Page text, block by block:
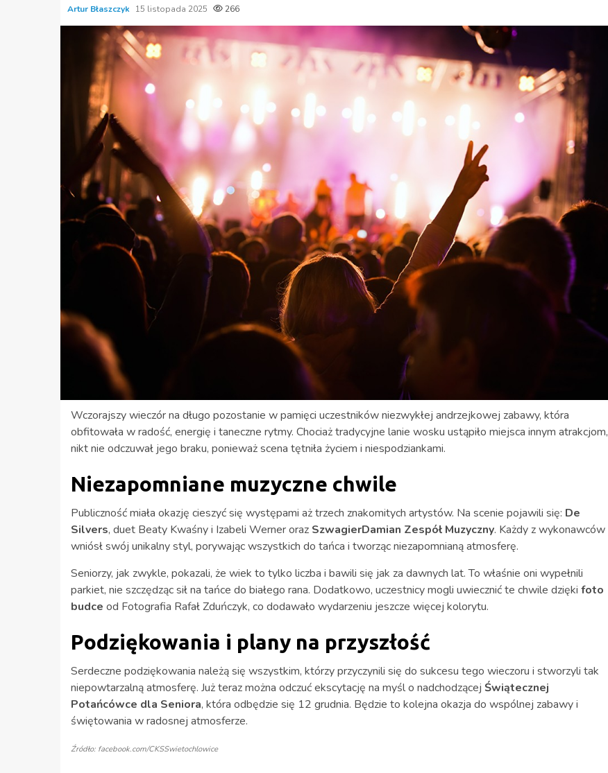
Artur Błaszczyk 15 listopada 2025 266
Wczorajszy wieczór na długo pozostanie w pamięci uczestników niezwykłej andrzejkowej zabawy, która
obfitowała w radość, energię i taneczne rytmy. Chociaż tradycyjne lanie wosku ustąpiło miejsca innym atrakcjom,
nikt nie odczuwał jego braku, ponieważ scena tętniła życiem i niespodziankami.
Niezapomniane muzyczne chwile
Publiczność miała okazję cieszyć się występami aż trzech znakomitych artystów. Na scenie pojawili się: De
Silvers, duet Beaty Kwaśny i Izabeli Werner oraz SzwagierDamian Zespół Muzyczny. Każdy z wykonawców
wniósł swój unikalny styl, porywając wszystkich do tańca i tworząc niezapomnianą atmosferę.
Seniorzy, jak zwykle, pokazali, że wiek to tylko liczba i bawili się jak za dawnych lat. To właśnie oni wypełnili
parkiet, nie szczędząc sił na tańce do białego rana. Dodatkowo, uczestnicy mogli uwiecznić te chwile dzięki foto
budce od Fotografia Rafał Zduńczyk, co dodawało wydarzeniu jeszcze więcej kolorytu.
Podziękowania i plany na przyszłość
Serdeczne podziękowania należą się wszystkim, którzy przyczynili się do sukcesu tego wieczoru i stworzyli tak
niepowtarzalną atmosferę. Już teraz można odczuć ekscytację na myśl o nadchodzącej Świątecznej
Potańcówce dla Seniora, która odbędzie się 12 grudnia. Będzie to kolejna okazja do wspólnej zabawy i
świętowania w radosnej atmosferze.
Źródło: facebook.com/CKSSwietochlowice